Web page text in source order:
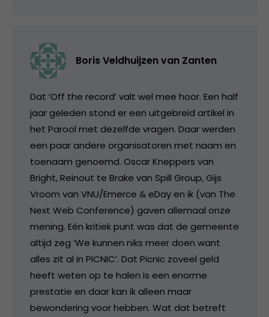
Boris Veldhuijzen van Zanten
Dat ‘Off the record’ valt wel mee hoor. Een half
jaar geleden stond er een uitgebreid artikel in
het Parool met dezelfde vragen. Daar werden
een paar andere organisatoren met naam en
toenaam genoemd. Oscar Kneppers van
Bright, Reinout te Brake van Spill Group, Gijs
Vroom van VNU/Emerce & eDay en ik (van The
Next Web Conference) gaven allemaal onze
mening. Eén kritiek punt was dat de gemeente
altijd zeg ‘We kunnen niks meer doen want
alles zit al in PICNIC’. Dat Picnic zoveel geld
heeft weten op te halen is een enorme
prestatie en daar kan ik alleen maar
bewondering voor hebben. Wat dat betreft